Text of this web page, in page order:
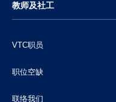
教师及社工
VTC职员
职位空缺
联络我们